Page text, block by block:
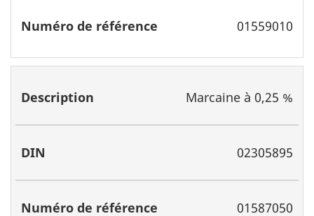
01559010
Marcaine à 0,25 %
02305895
01587050